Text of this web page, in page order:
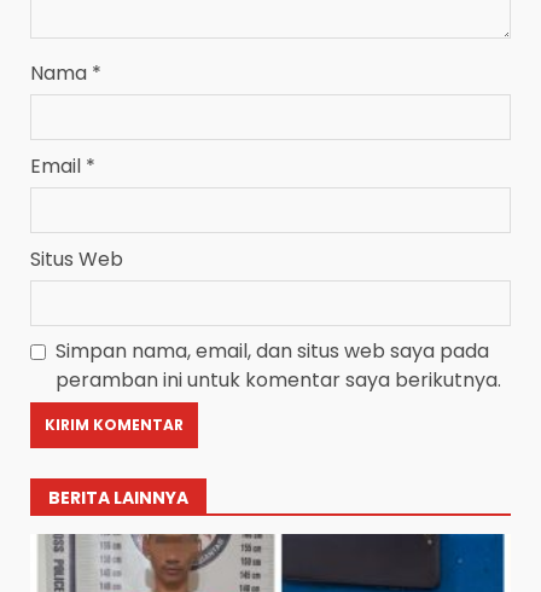
Nama *
Email *
Situs Web
Simpan nama, email, dan situs web saya pada
peramban ini untuk komentar saya berikutnya.
BERITA LAINNYA